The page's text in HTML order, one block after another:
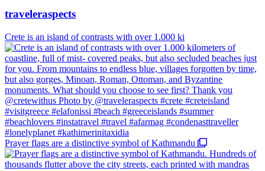
traveleraspects
Crete is an island of contrasts with over 1.000 ki
Prayer flags are a distinctive symbol of Kathmandu